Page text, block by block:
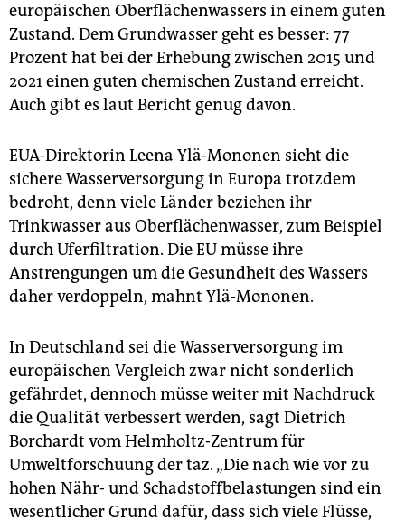
europäischen Oberflächenwassers in einem guten
Zustand. Dem Grundwasser geht es besser: 77
Prozent hat bei der Erhebung zwischen 2015 und
2021 einen guten chemischen Zustand erreicht.
Auch gibt es laut Bericht genug davon.
EUA-Direktorin Leena Ylä-Mononen sieht die
sichere Wasserversorgung in Europa trotzdem
bedroht, denn viele Länder beziehen ihr
Trinkwasser aus Oberflächenwasser, zum Beispiel
durch Uferfiltration. Die EU müsse ihre
Anstrengungen um die Gesundheit des Wassers
daher verdoppeln, mahnt Ylä-Mononen.
In Deutschland sei die Wasserversorgung im
europäischen Vergleich zwar nicht sonderlich
gefährdet, dennoch müsse weiter mit Nachdruck
die Qualität verbessert werden, sagt Dietrich
Borchardt vom Helmholtz-Zentrum für
Umweltforschuung der taz. „Die nach wie vor zu
hohen Nähr- und Schadstoffbelastungen sind ein
wesentlicher Grund dafür, dass sich viele Flüsse,